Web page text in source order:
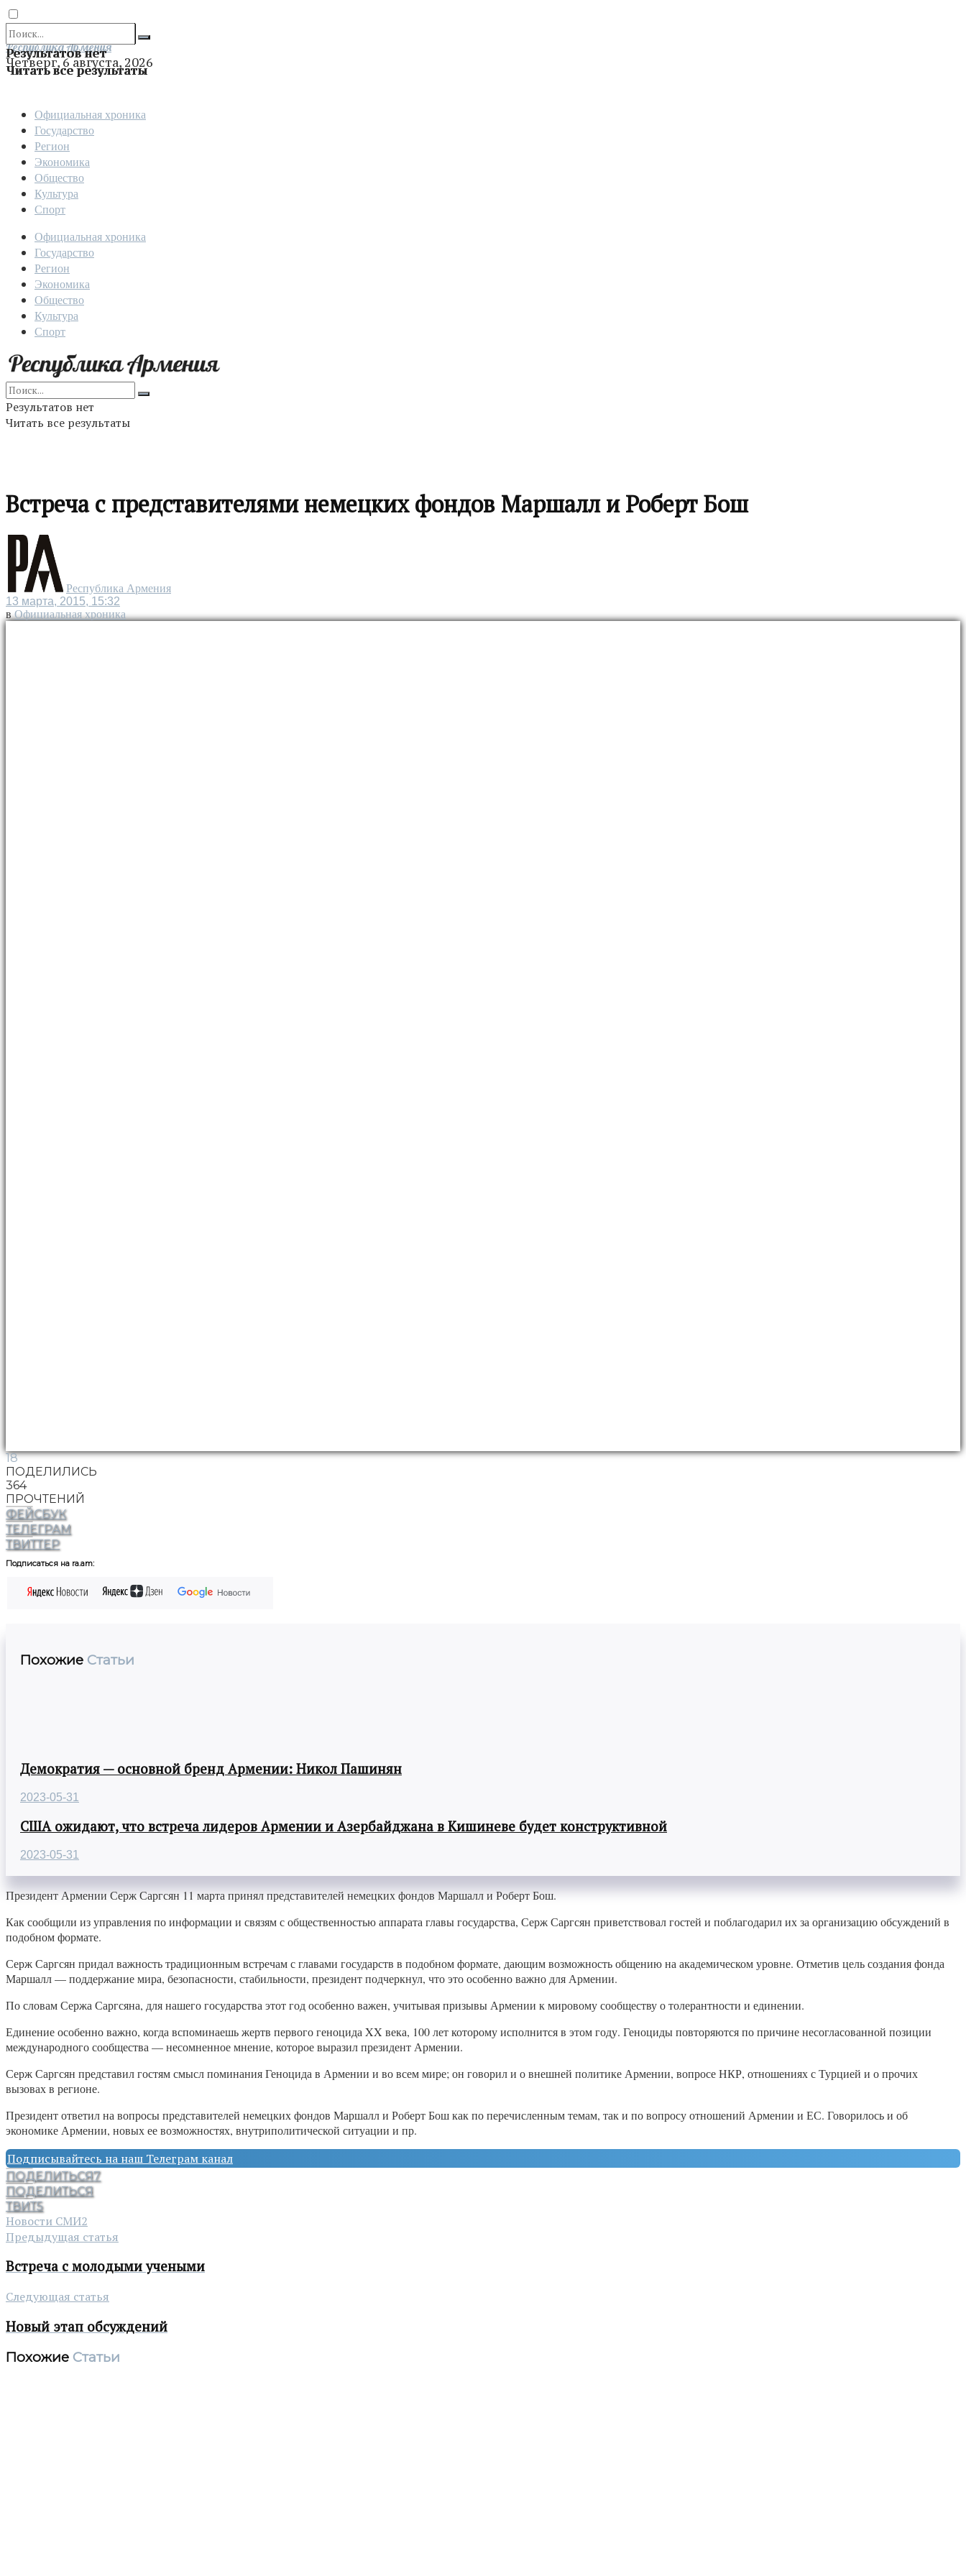
Результатов нет
Читать все результаты
Отправить
Республика Армения
Четверг, 6 августа, 2026
Официальная хроника
Государство
Регион
Экономика
Общество
Культура
Спорт
Официальная хроника
Государство
Регион
Экономика
Общество
Культура
Спорт
Результатов нет
Читать все результаты
Встреча с представителями немецких фондов Маршалл и Роберт Бош
Республика Армения
13 марта, 2015, 15:32
в Официальная хроника
18
ПОДЕЛИЛИСЬ
364
ПРОЧТЕНИЙ
ФЕЙСБУК
ТЕЛЕГРАМ
ТВИТТЕР
Подписаться на ra.am:
Похожие Статьи
Демократия — основной бренд Армении: Никол Пашинян
2023-05-31
США ожидают, что встреча лидеров Армении и Азербайджана в Кишиневе будет конструктивной
2023-05-31
Президент Армении Серж Саргсян 11 марта принял представителей немецких фондов Маршалл и Роберт Бош.
Как сообщили из управления по информации и связям с общественностью аппарата главы государства, Серж Саргсян приветствовал гостей и поблагодарил их за организацию обсуждений в
подобном формате.
Серж Саргсян придал важность традиционным встречам с главами государств в подобном формате, дающим возможность общению на академическом уровне. Отметив цель создания фонда
Маршалл — поддержание мира, безопасности, стабильности, президент подчеркнул, что это особенно важно для Армении.
По словам Сержа Саргсяна, для нашего государства этот год особенно важен, учитывая призывы Армении к мировому сообществу о толерантности и единении.
Единение особенно важно, когда вспоминаешь жертв первого геноцида XX века, 100 лет которому исполнится в этом году. Геноциды повторяются по причине несогласованной позиции
международного сообщества — несомненное мнение, которое выразил президент Армении.
Серж Саргсян представил гостям смысл поминания Геноцида в Армении и во всем мире; он говорил и о внешней политике Армении, вопросе НКР, отношениях с Турцией и о прочих
вызовах в регионе.
Президент ответил на вопросы представителей немецких фондов Маршалл и Роберт Бош как по перечисленным темам, так и по вопросу отношений Армении и ЕС. Говорилось и об
экономике Армении, новых ее возможностях, внутриполитической ситуации и пр.
Подписывайтесь на наш Телеграм канал
ПОДЕЛИТЬСЯ7
ПОДЕЛИТЬСЯ
ТВИТ5
Новости СМИ2
Предыдущая статья
Встреча с молодыми учеными
Следующая статья
Новый этап обсуждений
Похожие Статьи